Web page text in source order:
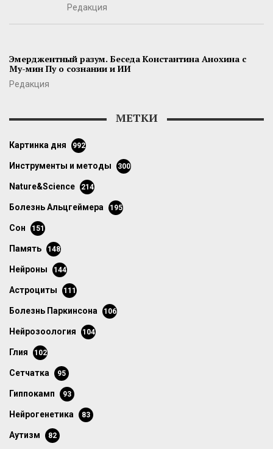
Редакция
Эмерджентный разум. Беседа Константина Анохина с
Му-мин Пу о сознании и ИИ
Редакция
МЕТКИ
картинка дня 992
инструменты и методы 300
Nature&Science 214
болезнь Альцгеймера 195
сон 151
память 148
нейроны 144
астроциты 111
болезнь Паркинсона 106
нейрозоология 104
глия 102
сетчатка 95
гиппокамп 93
нейрогенетика 83
аутизм 82